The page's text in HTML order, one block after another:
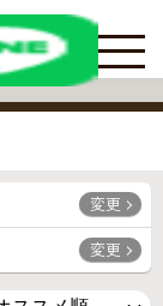
変更
変更